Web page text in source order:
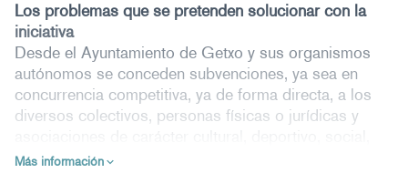
Los problemas que se pretenden solucionar con la
iniciativa
Desde el Ayuntamiento de Getxo y sus organismos
autónomos se conceden subvenciones, ya sea en
concurrencia competitiva, ya de forma directa, a los
diversos colectivos, personas físicas o jurídicas y
económico, etc.., fomentando y favoreciendo el
Más información